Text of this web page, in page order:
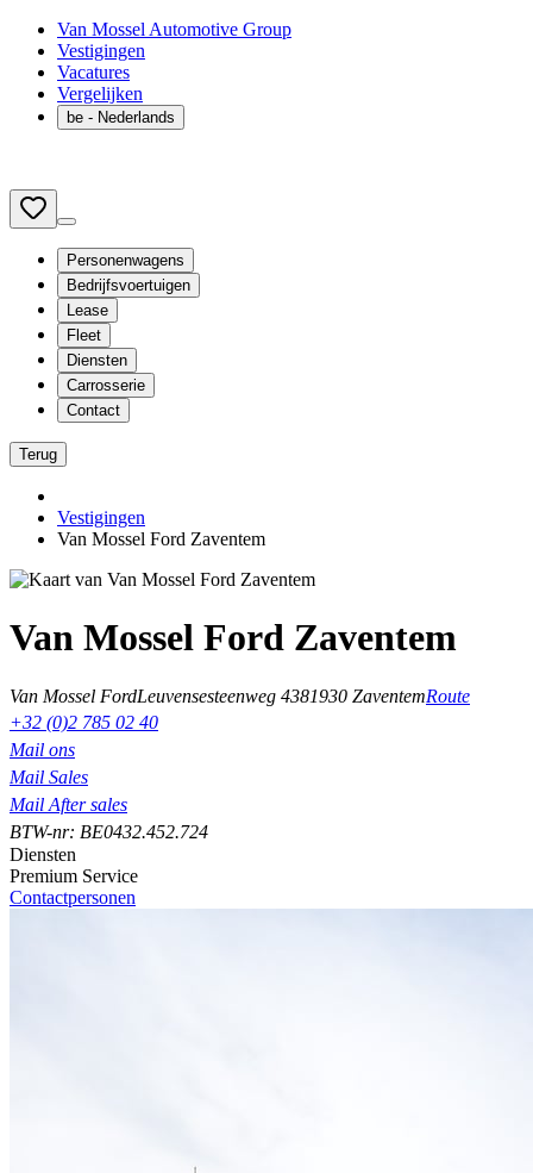
Van Mossel Automotive Group
Vestigingen
Vacatures
Vergelijken
be - Nederlands
Personenwagens
Bedrijfsvoertuigen
Lease
Fleet
Diensten
Carrosserie
Contact
Terug
Vestigingen
Van Mossel Ford Zaventem
Van Mossel Ford Zaventem
Van Mossel FordLeuvensesteenweg 4381930 ZaventemRoute
+32 (0)2 785 02 40
Mail ons
Mail Sales
Mail After sales
BTW-nr: BE0432.452.724
Diensten
Premium Service
Contactpersonen